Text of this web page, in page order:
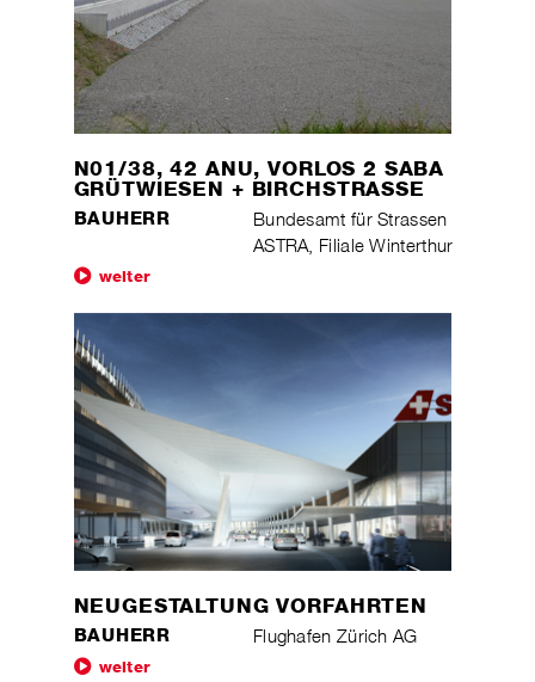
N01/38, 42 ANU, VORLOS 2 SABA
GRÜTWIESEN + BIRCHSTRASSE
BAUHERR
Bundesamt für Strassen
ASTRA, Filiale Winterthur
weiter
NEUGESTALTUNG VORFAHRTEN
BAUHERR Flughafen Zürich AG
weiter